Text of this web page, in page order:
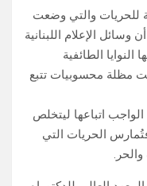
للحريات والتي وضعت
وسائل الإعلام اللبنانية
الطائفية
مظلة محسوبيات تتبع
اتباعها ليتخلص
فتُمارس الحريات التي